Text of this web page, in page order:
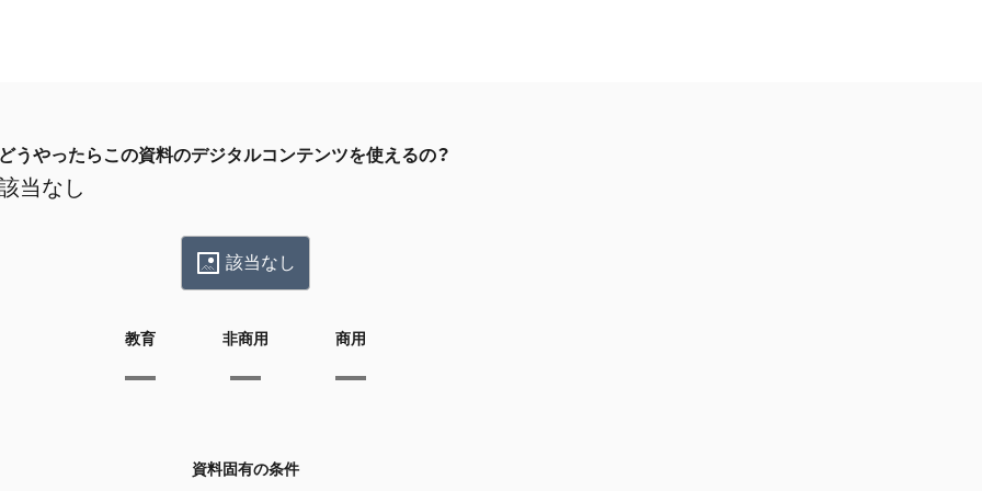
どうやったらこの資料のデジタルコンテンツを使えるの？
当なし
該当なし
教育 非商用 商用
資料固有の条件